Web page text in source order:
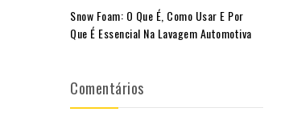
Snow Foam: O Que É, Como Usar E Por
Que É Essencial Na Lavagem Automotiva
Comentários